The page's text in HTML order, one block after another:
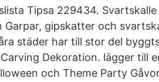
Tipsa 229434. Svartskalle
Garpar, gipskatter och
städer har till stor del
Dekoration. lägger till
och Theme Party